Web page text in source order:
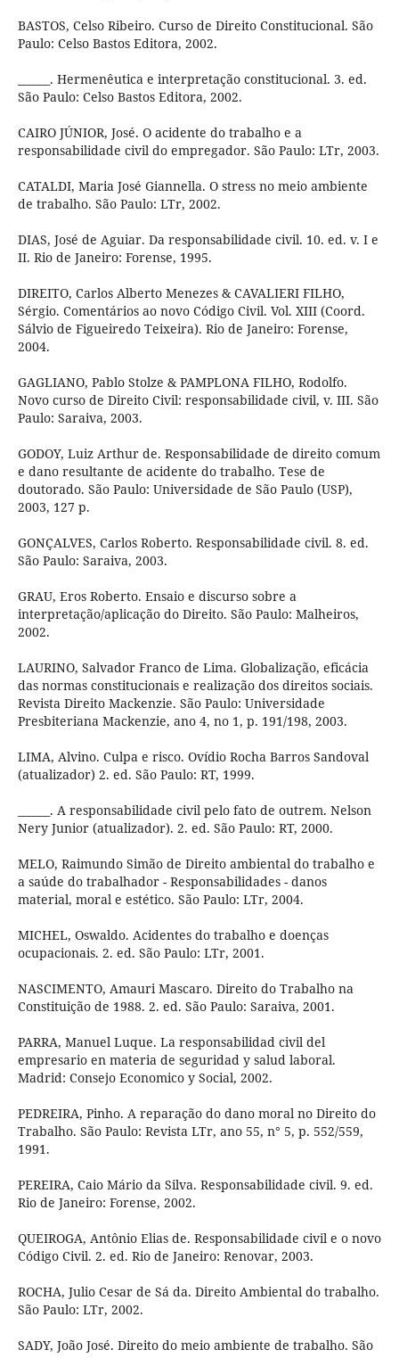
BASTOS, Celso Ribeiro. Curso de Direito Constitucional. São
Paulo: Celso Bastos Editora, 2002.
______. Hermenêutica e interpretação constitucional. 3. ed.
São Paulo: Celso Bastos Editora, 2002.
CAIRO JÚNIOR, José. O acidente do trabalho e a
responsabilidade civil do empregador. São Paulo: LTr, 2003.
CATALDI, Maria José Giannella. O stress no meio ambiente
de trabalho. São Paulo: LTr, 2002.
DIAS, José de Aguiar. Da responsabilidade civil. 10. ed. v. I e
II. Rio de Janeiro: Forense, 1995.
DIREITO, Carlos Alberto Menezes & CAVALIERI FILHO,
Sérgio. Comentários ao novo Código Civil. Vol. XIII (Coord.
Sálvio de Figueiredo Teixeira). Rio de Janeiro: Forense,
2004.
GAGLIANO, Pablo Stolze & PAMPLONA FILHO, Rodolfo.
Novo curso de Direito Civil: responsabilidade civil, v. III. São
Paulo: Saraiva, 2003.
GODOY, Luiz Arthur de. Responsabilidade de direito comum
e dano resultante de acidente do trabalho. Tese de
doutorado. São Paulo: Universidade de São Paulo (USP),
2003, 127 p.
GONÇALVES, Carlos Roberto. Responsabilidade civil. 8. ed.
São Paulo: Saraiva, 2003.
GRAU, Eros Roberto. Ensaio e discurso sobre a
interpretação/aplicação do Direito. São Paulo: Malheiros,
2002.
LAURINO, Salvador Franco de Lima. Globalização, eficácia
das normas constitucionais e realização dos direitos sociais.
Revista Direito Mackenzie. São Paulo: Universidade
Presbiteriana Mackenzie, ano 4, no 1, p. 191/198, 2003.
LIMA, Alvino. Culpa e risco. Ovídio Rocha Barros Sandoval
(atualizador) 2. ed. São Paulo: RT, 1999.
______. A responsabilidade civil pelo fato de outrem. Nelson
Nery Junior (atualizador). 2. ed. São Paulo: RT, 2000.
MELO, Raimundo Simão de Direito ambiental do trabalho e
a saúde do trabalhador - Responsabilidades - danos
material, moral e estético. São Paulo: LTr, 2004.
MICHEL, Oswaldo. Acidentes do trabalho e doenças
ocupacionais. 2. ed. São Paulo: LTr, 2001.
NASCIMENTO, Amauri Mascaro. Direito do Trabalho na
Constituição de 1988. 2. ed. São Paulo: Saraiva, 2001.
PARRA, Manuel Luque. La responsabilidad civil del
empresario en materia de seguridad y salud laboral.
Madrid: Consejo Economico y Social, 2002.
PEDREIRA, Pinho. A reparação do dano moral no Direito do
Trabalho. São Paulo: Revista LTr, ano 55, n° 5, p. 552/559,
1991.
PEREIRA, Caio Mário da Silva. Responsabilidade civil. 9. ed.
Rio de Janeiro: Forense, 2002.
QUEIROGA, Antônio Elias de. Responsabilidade civil e o novo
Código Civil. 2. ed. Rio de Janeiro: Renovar, 2003.
ROCHA, Julio Cesar de Sá da. Direito Ambiental do trabalho.
São Paulo: LTr, 2002.
SADY, João José. Direito do meio ambiente de trabalho. São